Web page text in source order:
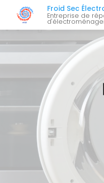
contenu
Froid Sec
Entreprise de réparation